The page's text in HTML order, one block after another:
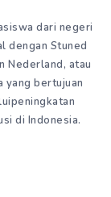
dari negeri
dengan Stuned
Nederland, atau
yang bertujuan
di Indonesia.